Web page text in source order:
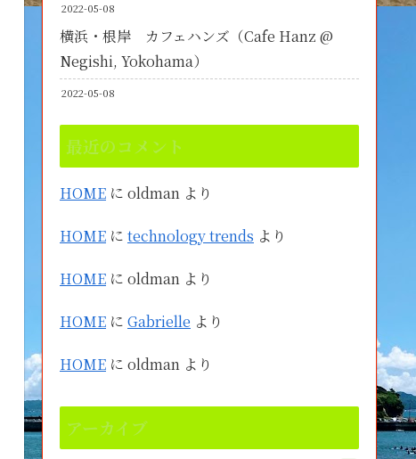
2022-05-08
横浜・根岸 カフェハンズ（Cafe Hanz @
Negishi, Yokohama）
2022-05-08
最近のコメント
HOME に oldman より
HOME に technology trends より
HOME に oldman より
HOME に Gabrielle より
HOME に oldman より
アーカイブ